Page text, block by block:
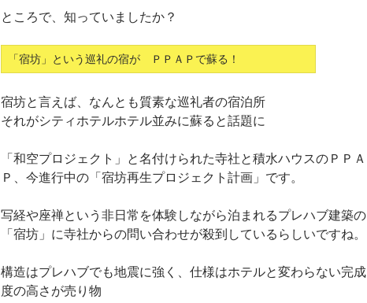
ところで、知っていましたか？
「宿坊」という巡礼の宿が ＰＰＡＰで蘇る！
宿坊と言えば、なんとも質素な巡礼者の宿泊所
それがシティホテルホテル並みに蘇ると話題に
「和空プロジェクト」と名付けられた寺社と積水ハウスのＰＰＡ
Ｐ、今進行中の「宿坊再生プロジェクト計画」です。
写経や座禅という非日常を体験しながら泊まれるプレハブ建築の
「宿坊」に寺社からの問い合わせが殺到しているらしいですね。
構造はプレハブでも地震に強く、仕様はホテルと変わらない完成
度の高さが売り物